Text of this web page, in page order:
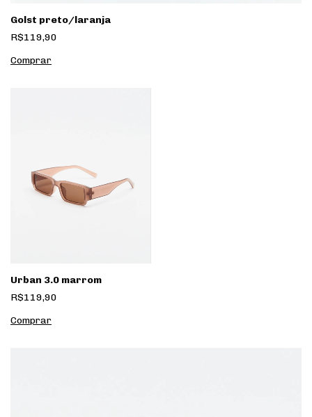
Golst preto/laranja
R$119,90
Urban 3.0 marrom
R$119,90